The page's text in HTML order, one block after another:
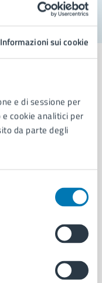
Informazioni sui cookie
e di sessione per
cookie analitici per
da parte degli